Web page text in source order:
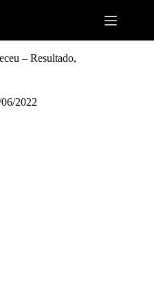
– Resultado,
06/2022